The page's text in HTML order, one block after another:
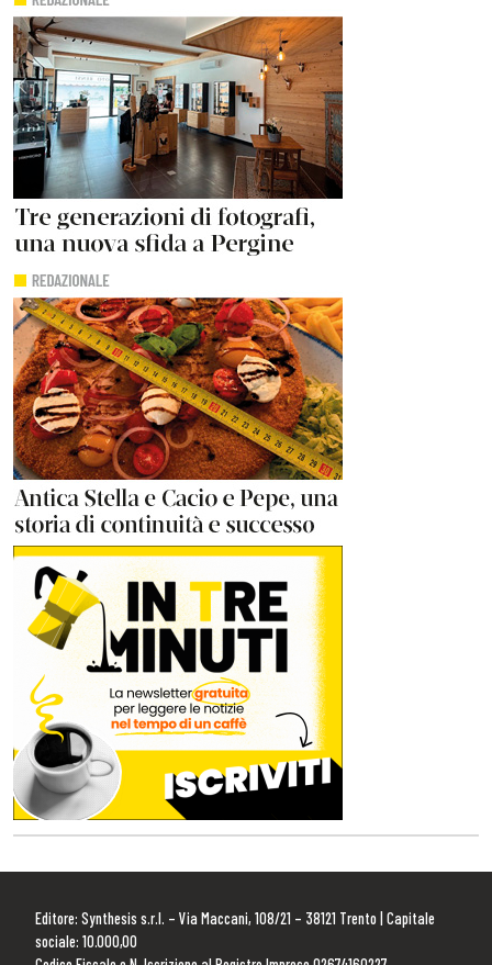
Editore: Synthesis s.r.l. – Via Maccani, 108/21 – 38121 Trento | Capitale
sociale: 10.000,00